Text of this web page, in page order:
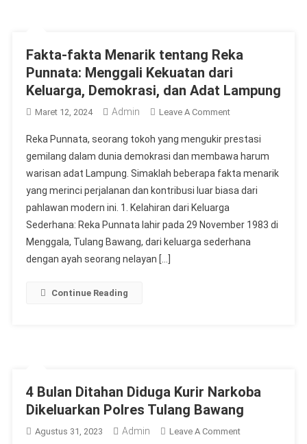
Fakta-fakta Menarik tentang Reka
Punnata: Menggali Kekuatan dari
Keluarga, Demokrasi, dan Adat Lampung
Maret 12, 2024 Admin Leave A CommentOn
Fakta
Menarik
Tentang
Reka
Menggali
Kekuatan
Reka Punnata, seorang tokoh yang mengukir prestasi
gemilang dalam dunia demokrasi dan membawa harum
warisan adat Lampung. Simaklah beberapa fakta menarik
yang merinci perjalanan dan kontribusi luar biasa dari
pahlawan modern ini. 1. Kelahiran dari Keluarga
Sederhana: Reka Punnata lahir pada 29 November 1983 di
Menggala, Tulang Bawang, dari keluarga sederhana
dengan ayah seorang nelayan […]
Continue Reading
4 Bulan Ditahan Diduga Kurir Narkoba
Dikeluarkan Polres Tulang Bawang
Agustus 31, 2023 Admin Leave A CommentOn